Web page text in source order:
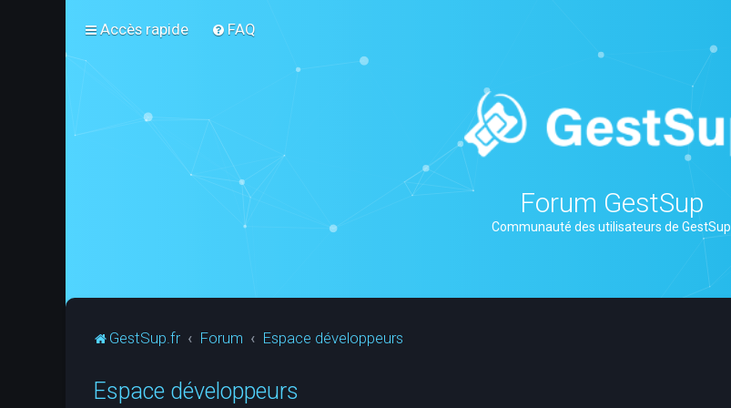
Accès rapide FAQ
Forum GestSup
Communauté des utilisateurs de GestSup
GestSup.fr Forum Espace développeurs
Espace développeurs